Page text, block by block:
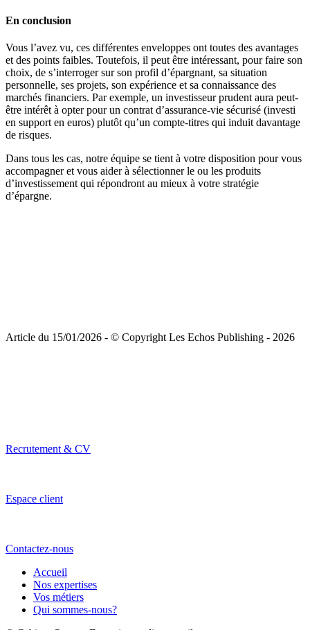
En conclusion
Vous l’avez vu, ces différentes enveloppes ont toutes des avantages
et des points faibles. Toutefois, il peut être intéressant, pour faire son
choix, de s’interroger sur son profil d’épargnant, sa situation
personnelle, ses projets, son expérience et sa connaissance des
marchés financiers. Par exemple, un investisseur prudent aura peut-
être intérêt à opter pour un contrat d’assurance-vie sécurisé (investi
en support en euros) plutôt qu’un compte-titres qui induit davantage
de risques.
Dans tous les cas, notre équipe se tient à votre disposition pour vous
accompagner et vous aider à sélectionner le ou les produits
d’investissement qui répondront au mieux à votre stratégie
d’épargne.
Article du 15/01/2026 - © Copyright Les Echos Publishing - 2026
Recrutement & CV
Espace client
Contactez-nous
Accueil
Nos expertises
Vos métiers
Qui sommes-nous?